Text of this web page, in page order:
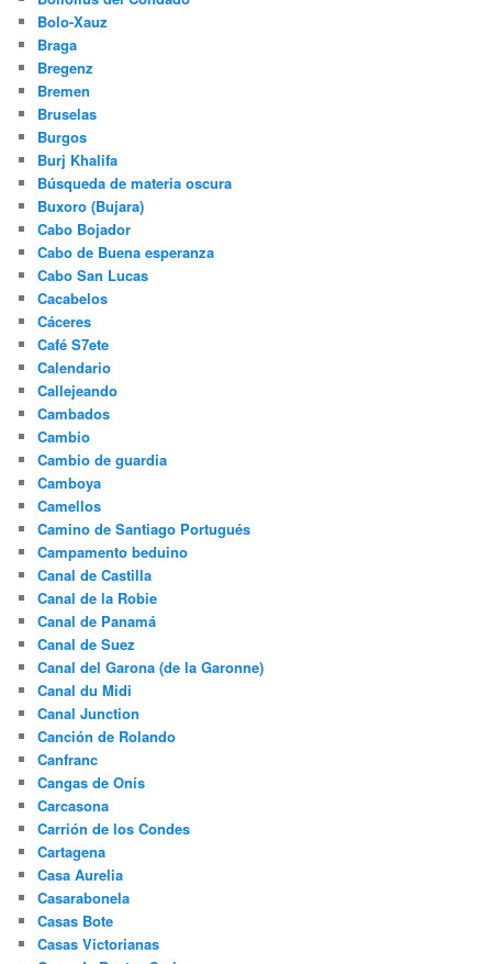
Bolo-Xauz
Braga
Bregenz
Bremen
Bruselas
Burgos
Burj Khalifa
Búsqueda de materia oscura
Buxoro (Bujara)
Cabo Bojador
Cabo de Buena esperanza
Cabo San Lucas
Cacabelos
Cáceres
Café S7ete
Calendario
Callejeando
Cambados
Cambio
Cambio de guardia
Camboya
Camellos
Camino de Santiago Portugués
Campamento beduino
Canal de Castilla
Canal de la Robie
Canal de Panamá
Canal de Suez
Canal del Garona (de la Garonne)
Canal du Midi
Canal Junction
Canción de Rolando
Canfranc
Cangas de Onís
Carcasona
Carrión de los Condes
Cartagena
Casa Aurelia
Casarabonela
Casas Bote
Casas Victorianas